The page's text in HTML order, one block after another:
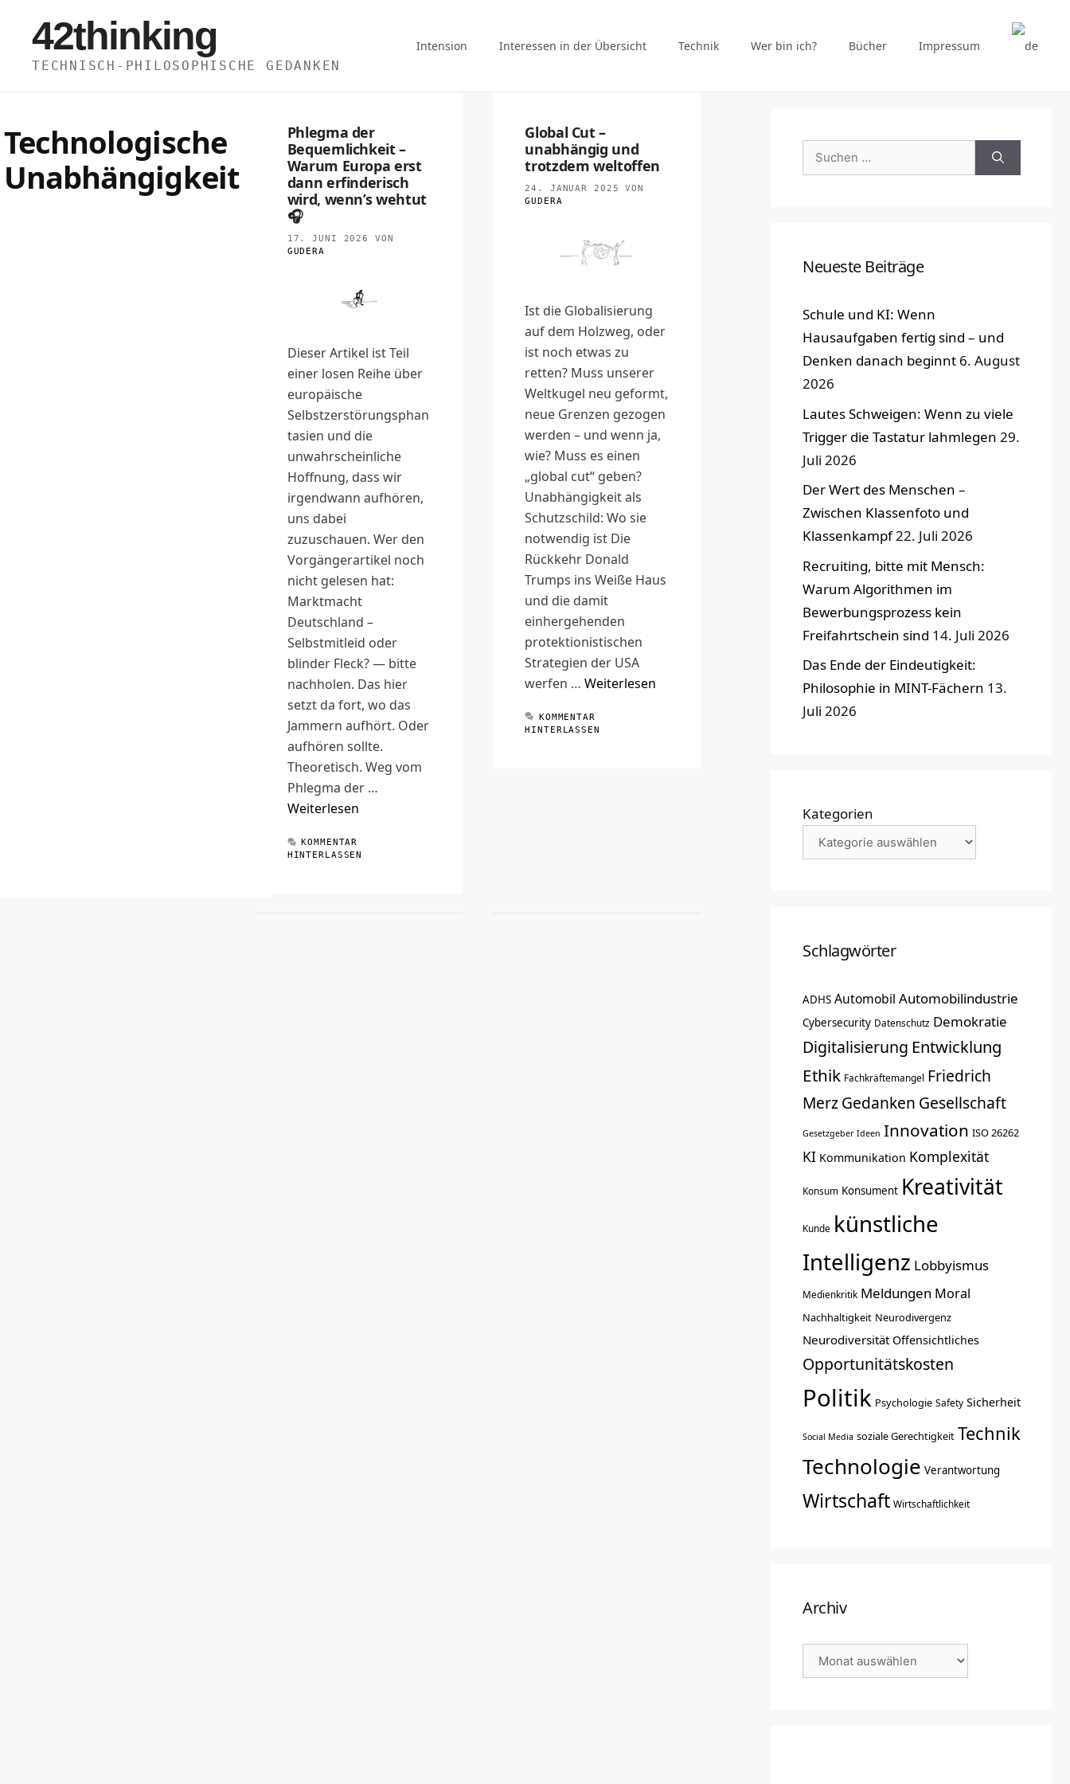
Inhalt
springen
42thinking
TECHNISCH-PHILOSOPHISCHE GEDANKEN
Intension Interessen in der Übersicht Technik Wer bin ich? Bücher Impressum
Technologische
Unabhängigkeit
Phlegma der
Bequemlichkeit –
Warum Europa erst
dann erfinderisch
wird, wenn’s wehtut
🎧
17. JUNI 2026
VON
GUDERA
Dieser Artikel ist Teil
einer losen Reihe über
europäische
Selbstzerstörungsphan
tasien und die
unwahrscheinliche
Hoffnung, dass wir
irgendwann aufhören,
uns dabei
zuzuschauen. Wer den
Vorgängerartikel noch
nicht gelesen hat:
Marktmacht
Deutschland –
Selbstmitleid oder
blinder Fleck? — bitte
nachholen. Das hier
setzt da fort, wo das
Jammern aufhört. Oder
aufhören sollte.
Theoretisch. Weg vom
Phlegma der …
Weiterlesen
KOMMENTAR
HINTERLASSEN
Global Cut –
unabhängig und
trotzdem weltoffen
24. JANUAR 2025
VON
GUDERA
Ist die Globalisierung
auf dem Holzweg, oder
ist noch etwas zu
retten? Muss unserer
Weltkugel neu geformt,
neue Grenzen gezogen
werden – und wenn ja,
wie? Muss es einen
„global cut“ geben?
Unabhängigkeit als
Schutzschild: Wo sie
notwendig ist Die
Rückkehr Donald
Trumps ins Weiße Haus
und die damit
einhergehenden
protektionistischen
Strategien der USA
werfen …Weiterlesen
KOMMENTAR
HINTERLASSEN
Suchen
nach:
Neueste Beiträge
Schule und KI: Wenn
Hausaufgaben fertig sind – und
Denken danach beginnt 6. August
2026
Lautes Schweigen: Wenn zu viele
Trigger die Tastatur lahmlegen 29.
Juli 2026
Der Wert des Menschen –
Zwischen Klassenfoto und
Klassenkampf22. Juli 2026
Recruiting, bitte mit Mensch:
Warum Algorithmen im
Bewerbungsprozess kein
Freifahrtschein sind 14. Juli 2026
Das Ende der Eindeutigkeit:
Philosophie in MINT-Fächern 13.
Juli 2026
Kategorien
Schlagwörter
ADHS Automobil Automobilindustrie
Cybersecurity Datenschutz Demokratie
Digitalisierung Entwicklung
Ethik Fachkräftemangel Friedrich
MerzGedanken Gesellschaft
Gesetzgeber Ideen Innovation ISO 26262
KI Kommunikation Komplexität
Konsum Konsument Kreativität
Kunde künstliche
Intelligenz Lobbyismus
Medienkritik Meldungen Moral
Nachhaltigkeit Neurodivergenz
Neurodiversität Offensichtliches
Opportunitätskosten
Politik Psychologie Safety Sicherheit
Social Media soziale Gerechtigkeit Technik
Technologie Verantwortung
Wirtschaft Wirtschaftlichkeit
Archiv
Archiv